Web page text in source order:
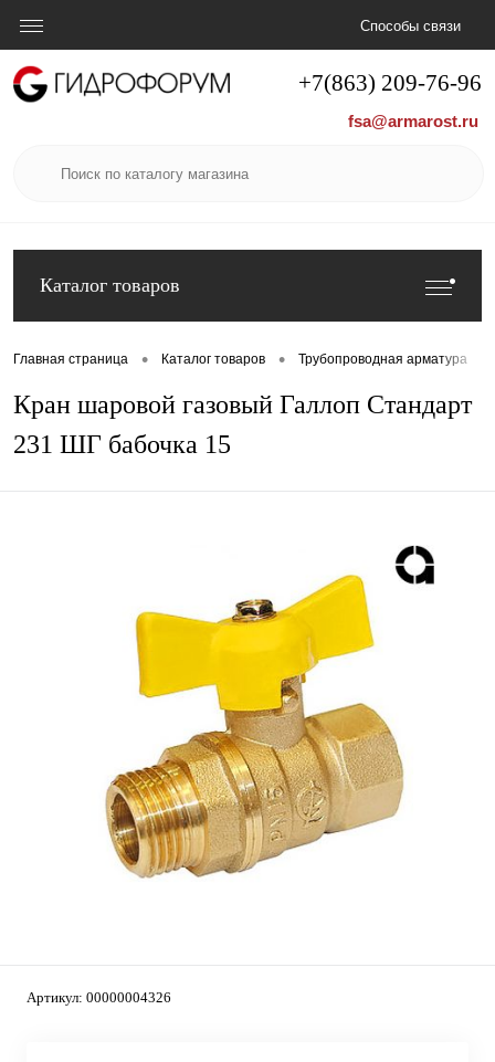
+7(863) 209-76-96
fsa@armarost.ru
Способы связи
Каталог товаров
Главная страница • Каталог товаров • Трубопроводная арматура
Кран шаровой газовый Галлоп Стандарт
231 ШГ бабочка 15
Артикул: 00000004326